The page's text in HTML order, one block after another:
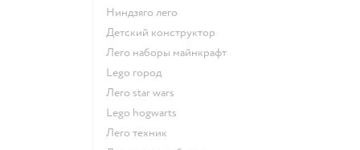
Ниндзяго лего
Детский конструктор
Лего наборы майнкрафт
Lego город
Лего star wars
Lego hogwarts
Лего техник